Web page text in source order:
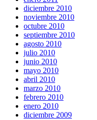
diciembre 2010
noviembre 2010
octubre 2010
septiembre 2010
agosto 2010
julio 2010
junio 2010
mayo 2010
abril 2010
marzo 2010
febrero 2010
enero 2010
diciembre 2009